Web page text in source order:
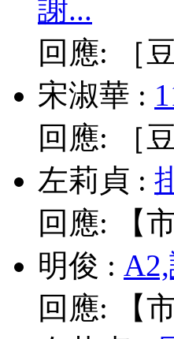
謝...
回應:
［
宋淑華 :
回應:
［
左莉貞 :
回應:
【
明俊 :
回應:
【